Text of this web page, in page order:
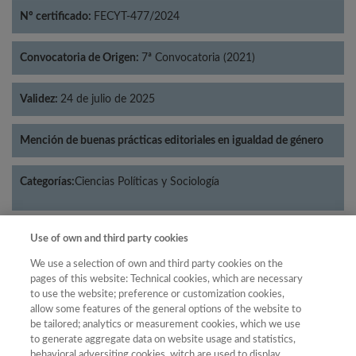
Nº certificado: FECYT-477/2024
Convocatoria de Origen: 7ª Convocatoria (2021)
Validez: 24 de julio de 2025
Mención de buenas prácticas editoriales en igualdad de género
Categorías:Ciencias Políticas y Sociología
Año
Año
Filtrar
Use of own and third party cookies
We use a selection of own and third party cookies on the
pages of this website: Technical cookies, which are necessary
to use the website; preference or customization cookies,
allow some features of the general options of the website to
be tailored; analytics or measurement cookies, which we use
to generate aggregate data on website usage and statistics,